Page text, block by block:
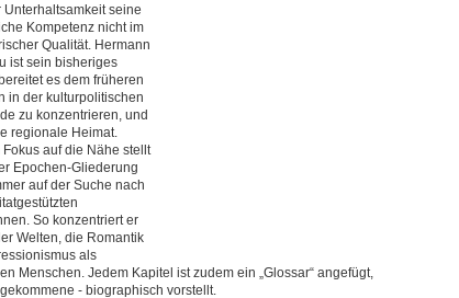
seine
Kompetenz nicht im
Qualität. Hermann
ist sein bisheriges
es dem früheren
in der kulturpolitischen
zu konzentrieren, und
regionale Heimat.
auf die Nähe stellt
Epochen-Gliederung
auf der Suche nach
So konzentriert er
Welten, die Romantik
als
Menschen. Jedem Kapitel ist zudem ein „Glossar“ angefügt,
- biographisch vorstellt.